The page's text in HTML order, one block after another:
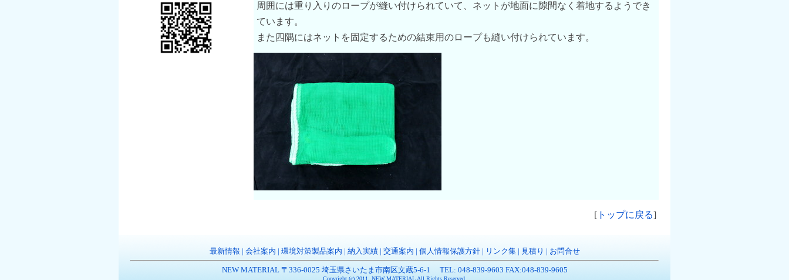
周囲には重り入りのロープが縫い付けられていて、ネットが地面に隙間なく着地するようでき
ています。
また四隅にはネットを固定するための結束用のロープも縫い付けられています。
[ トップに戻る]
最新情報 会社案内 環境対策製品案内 納入実績| 交通案内 個人情報保護方針| リンク集| 見積り お問合せ
NEW MATERIAL 〒336-0025 埼玉県さいたま市南区文蔵5-6-1 TEL: 048-839-9603 FAX:048-839-9605
Copyright (c) 2011. NEW MATERIAL All Rights Reserved.